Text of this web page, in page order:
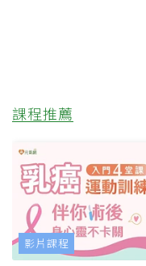
課程推薦
影片課程